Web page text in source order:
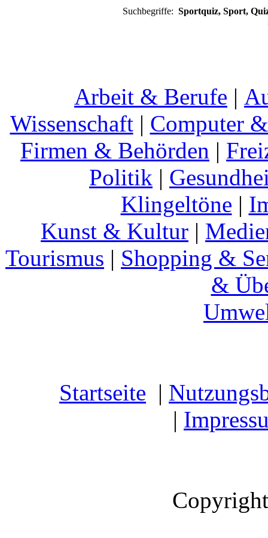
Suchbegriffe: Sportquiz, Sport,
Arbeit & Berufe |
Wissenschaft| Computer
Firmen & Behörden |
Politik |
Klingeltöne |
Kunst & Kultur |
Tourismus | Shopping &
&
Startseite |
|